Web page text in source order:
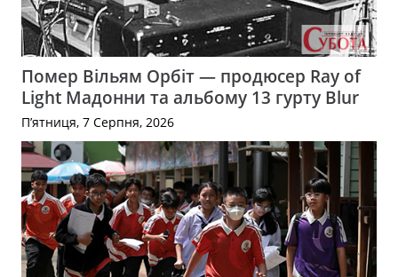
Помер Вільям Орбіт — продюсер Ray of
Light Мадонни та альбому 13 гурту Blur
П’ятниця, 7 Серпня, 2026